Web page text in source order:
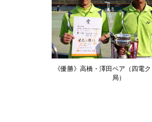
《優勝》高橋・澤田ペア（四電
局）